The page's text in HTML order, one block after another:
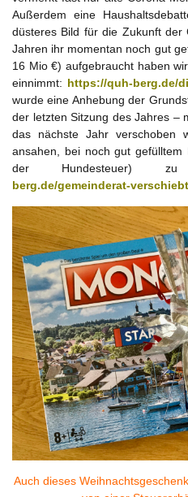
Außerdem eine
düsteres Bild für die Zukunft der
Jahren ihr momentan noch gut
16 Mio €) aufgebraucht haben
einnimmt: https://quh-berg.de/
wurde eine Anhebung der
der letzten Sitzung des Jahres –
das nächste Jahr verschoben
ansahen, bei noch gut
der Hundesteuer)
berg.de/gemeinderat-
Auch dieses